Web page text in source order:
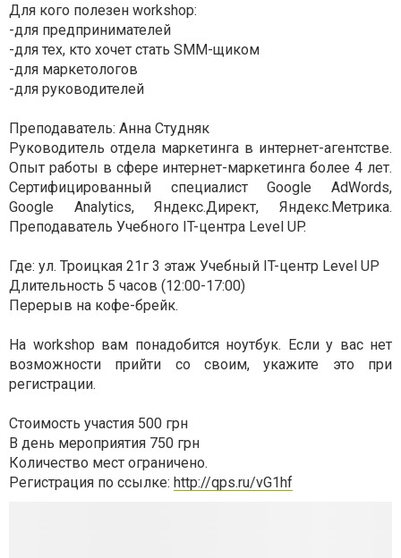
Для кого полезен workshop:
-для предпринимателей
-для тех, кто хочет стать SMM-щиком
-для маркетологов
-для руководителей
Преподаватель: Анна Студняк
Руководитель отдела маркетинга в интернет-агентстве.
Опыт работы в сфере интернет-маркетинга более 4 лет.
Сертифицированный специалист Google AdWords,
Google Analytics, Яндекс.Директ, Яндекс.Метрика.
Преподаватель Учебного IT-центра Level UP.
Где: ул. Троицкая 21г 3 этаж Учебный IT-центр Level UP
Длительность 5 часов (12:00-17:00)
Перерыв на кофе-брейк.
На workshop вам понадобится ноутбук. Если у вас нет
возможности прийти со своим, укажите это при
регистрации.
Стоимость участия 500 грн
В день мероприятия 750 грн
Количество мест ограничено.
Регистрация по ссылке: http://qps.ru/vG1hf